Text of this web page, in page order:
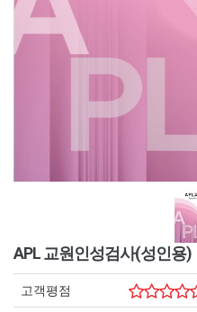
APL 교원인성검사(성인용)
고객평점